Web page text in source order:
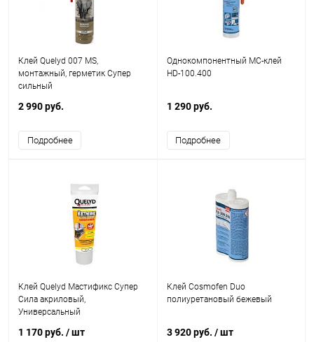
Клей Quelyd 007 MS,
монтажный, герметик Супер
сильный
2 990 руб.
Подробнее
Однокомпонентный МС-клей
HD-100.400
1 290 руб.
Подробнее
Клей Quelyd Мастификс Супер
Сила акриловый,
Универсальный
1 170 руб. / шт
Клей Cosmofen Duo
полиуретановый бежевый
3 920 руб. / шт